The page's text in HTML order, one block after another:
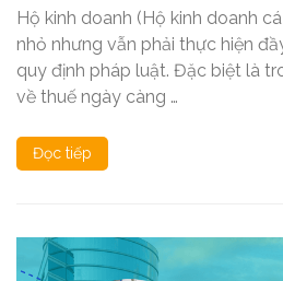
Hộ kinh doanh (Hộ kinh doanh
nhỏ nhưng vẫn phải thực hiện
quy định pháp luật. Đặc biệt là
về thuế ngày càng …
Đọc tiếp